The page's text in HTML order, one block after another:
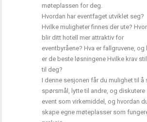
møteplassen for deg.
Hvordan har eventfaget utviklet seg?
Hvilke muligheter finnes der ute?
blir ditt hotell mer attraktiv for
eventbyråene? Hva er fallgruvene, og
er de beste løsningene Hvilke krav
til deg?
I denne sesjonen får du mulighet til å
spørsmål, lytte til andre, og diskutere
event som virkemiddel, og hvordan
skape egne møteplasser som